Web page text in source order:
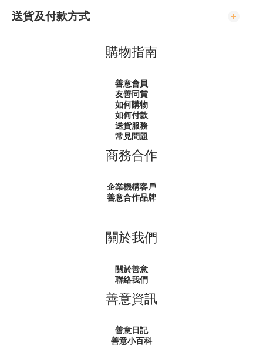
送貨及付款方式
購物指南
善意會員
友善同賞
如何購物
如何付款
送貨服務
常見問題
商務合作
企業機構客戶
善意合作品牌
關於我們
關於善意
聯絡我們
善意資訊
善意日記
善意小百科